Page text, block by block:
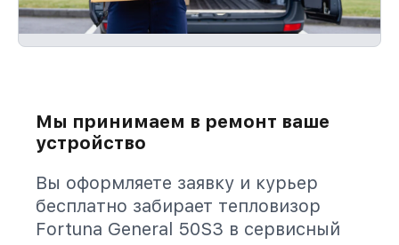
Мы принимаем в ремонт ваше
устройство
Вы оформляете заявку и курьер
бесплатно забирает тепловизор
Fortuna General 50S3 в сервисный